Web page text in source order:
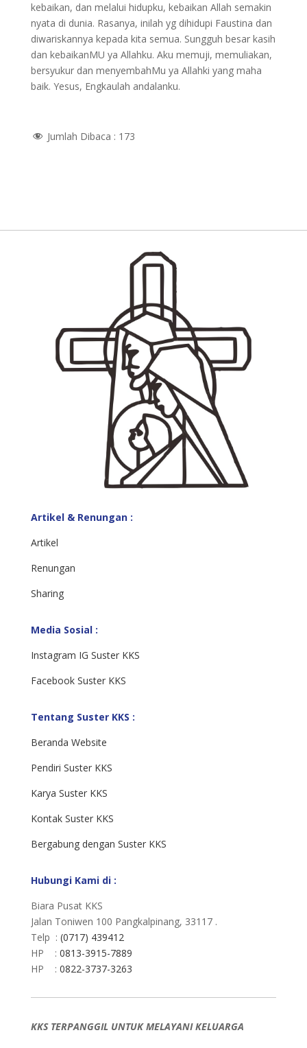
kebaikan, dan melalui hidupku, kebaikan Allah semakin
nyata di dunia. Rasanya, inilah yg dihidupi Faustina dan
diwariskannya kepada kita semua. Sungguh besar kasih
dan kebaikanMU ya Allahku. Aku memuji, memuliakan,
bersyukur dan menyembahMu ya Allahki yang maha
baik. Yesus, Engkaulah andalanku.
Jumlah Dibaca : 173
Artikel & Renungan :
Artikel
Renungan
Sharing
Media Sosial :
Instagram IG Suster KKS
Facebook Suster KKS
Tentang Suster KKS :
Beranda Website
Pendiri Suster KKS
Karya Suster KKS
Kontak Suster KKS
Bergabung dengan Suster KKS
Hubungi Kami di :
Biara Pusat KKS
Jalan Toniwen 100 Pangkalpinang, 33117 .
Telp : (0717) 439412
HP : 0813-3915-7889
HP : 0822-3737-3263
KKS TERPANGGIL UNTUK MELAYANI KELUARGA